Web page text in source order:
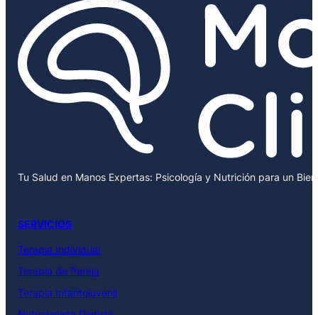
Tu Salud en Manos Expertas: Psicología y Nutrición para un
SERVICIOS
Terapia Individual
Terapia de Pareja
Terapia Infantojuvenil